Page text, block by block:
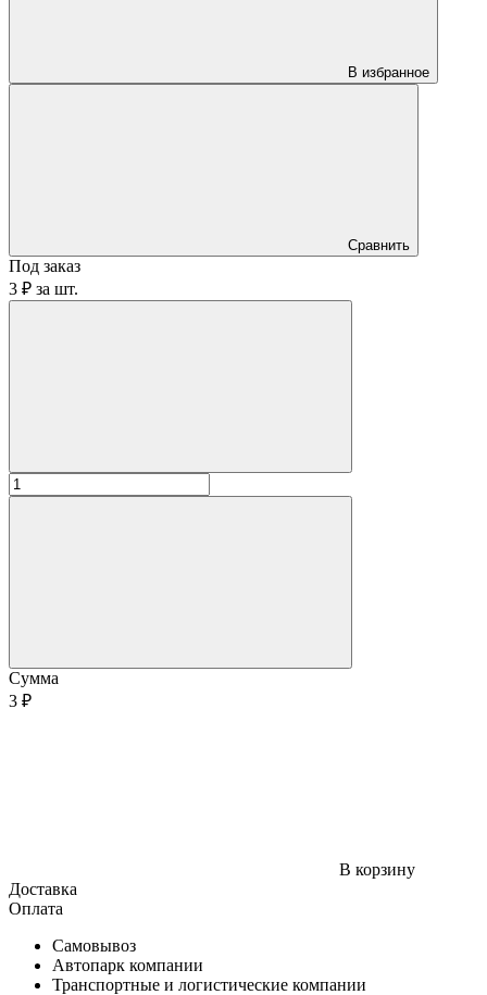
В избранное
Сравнить
Под заказ
3 ₽ за шт.
Сумма
3 ₽
В корзину
Доставка
Оплата
Самовывоз
Автопарк компании
Транспортные и логистические компании